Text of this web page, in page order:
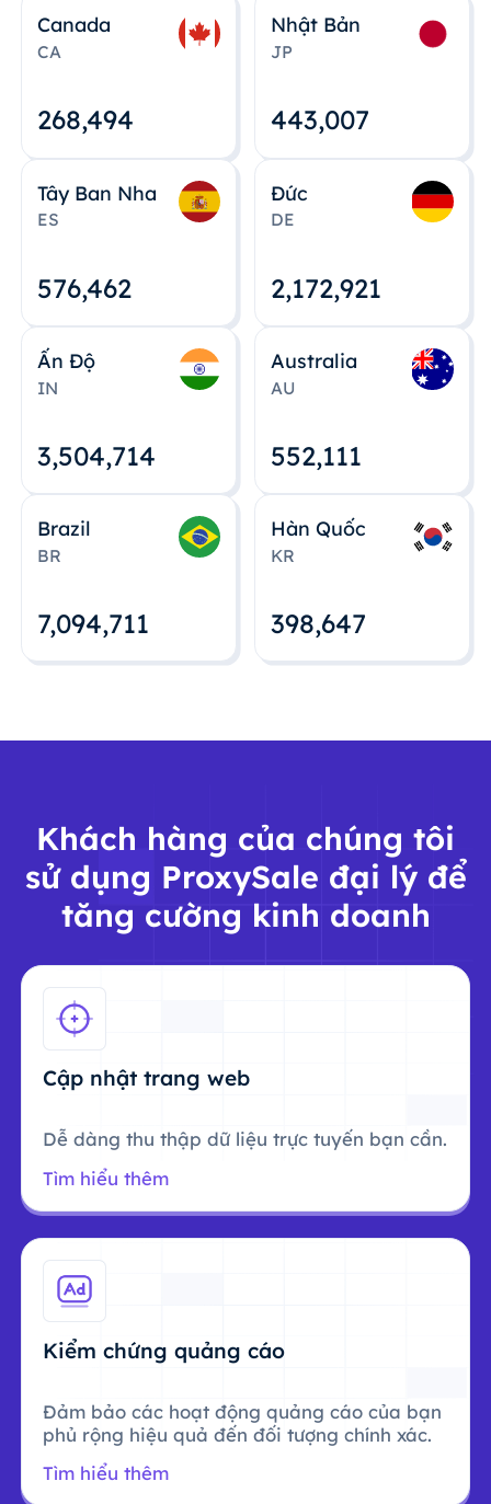
Canada
CA
268,495
Nhật Bản
JP
443,008
Tây Ban Nha
ES
576,463
Đức
DE
2,172,922
Ấn Độ
IN
3,504,715
Australia
AU
552,112
Brazil
BR
7,094,712
Hàn Quốc
KR
398,648
Khách hàng của chúng tôi
sử dụng ProxySale đại lý để
tăng cường kinh doanh
Cập nhật trang web
Dễ dàng thu thập dữ liệu trực tuyến bạn cần.
Tìm hiểu thêm
Kiểm chứng quảng cáo
Đảm bảo các hoạt động quảng cáo của bạn
phủ rộng hiệu quả đến đối tượng chính xác.
Tìm hiểu thêm